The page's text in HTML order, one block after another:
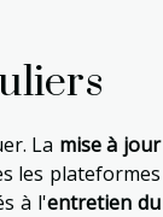
La mise à jour
les plateformes
à l'entretien du